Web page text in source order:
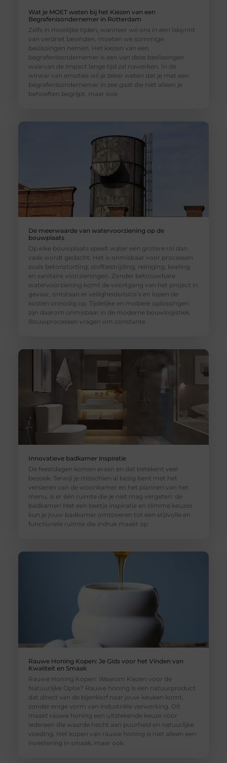
Wat je MOET weten bij het Kiezen van een
Begrafenisondernemer in Rotterdam
Zelfs in moeilijke tijden, wanneer we ons in een labyrint
van verdriet bevinden, moeten we sommige
beslissingen nemen. Het kiezen van een
begrafenisondernemer is een van deze beslissingen
waarvan de impact lange tijd zal nawerken. In de
wirwar van emoties wil je zeker weten dat je met een
begrafenisondernemer in zee gaat die niet alleen je
behoeften begrijpt, maar ook
De meerwaarde van watervoorziening op de
bouwplaats
Op elke bouwplaats speelt water een grotere rol dan
vaak wordt gedacht. Het is onmisbaar voor processen
zoals betonstorting, stofbestrijding, reiniging, koeling
en sanitaire voorzieningen. Zonder betrouwbare
watervoorziening komt de voortgang van het project in
gevaar, ontstaan er veiligheidsrisico’s en lopen de
kosten onnodig op. Tijdelijke en mobiele oplossingen
zijn daarom onmisbaar in de moderne bouwlogistiek.
Bouwprocessen vragen om constante
Innovatieve badkamer inspiratie
De feestdagen komen eraan en dat betekent veel
bezoek. Terwijl je misschien al bezig bent met het
versieren van de woonkamer en het plannen van het
menu, is er één ruimte die je niet mag vergeten: de
badkamer! Met een beetje inspiratie en slimme keuzes
kun je jouw badkamer omtoveren tot een stijlvolle en
functionele ruimte die indruk maakt op
Rauwe Honing Kopen: Je Gids voor het Vinden van
Kwaliteit en Smaak
Rauwe Honing Kopen: Waarom Kiezen voor de
Natuurlijke Optie? Rauwe honing is een natuurproduct
dat direct van de bijenkorf naar jouw keuken komt,
zonder enige vorm van industriële verwerking. Dit
maakt rauwe honing een uitstekende keuze voor
iedereen die waarde hecht aan puurheid en natuurlijke
voeding. Het kopen van rauwe honing is niet alleen een
investering in smaak, maar ook